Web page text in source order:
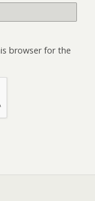
browser for the